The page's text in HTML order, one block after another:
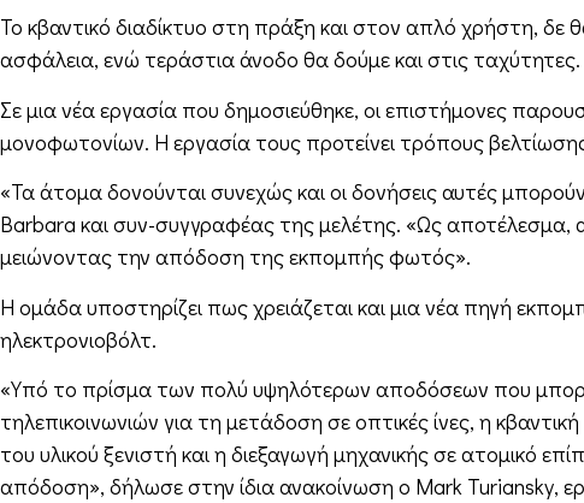
Το κβαντικό διαδίκτυο στη πράξη και στον απλό χρήστη,
ασφάλεια, ενώ τεράστια άνοδο θα δούμε και στις ταχύτητες.
Σε μια νέα εργασία που δημοσιεύθηκε, οι επιστήμονες
μονοφωτονίων. Η εργασία τους προτείνει τρόπους
«Τα άτομα δονούνται συνεχώς και οι δονήσεις αυτές
Barbara και συν-συγγραφέας της μελέτης. «Ως
μειώνοντας την απόδοση της εκπομπής φωτός».
Η ομάδα υποστηρίζει πως χρειάζεται και μια νέα πηγή
ηλεκτρονιοβόλτ.
«Υπό το πρίσμα των πολύ υψηλότερων αποδόσεων που
τηλεπικοινωνιών για τη μετάδοση σε οπτικές ίνες, η
του υλικού ξενιστή και η διεξαγωγή μηχανικής σε ατομικό
απόδοση», δήλωσε στην ίδια ανακοίνωση ο Mark Turiansky,